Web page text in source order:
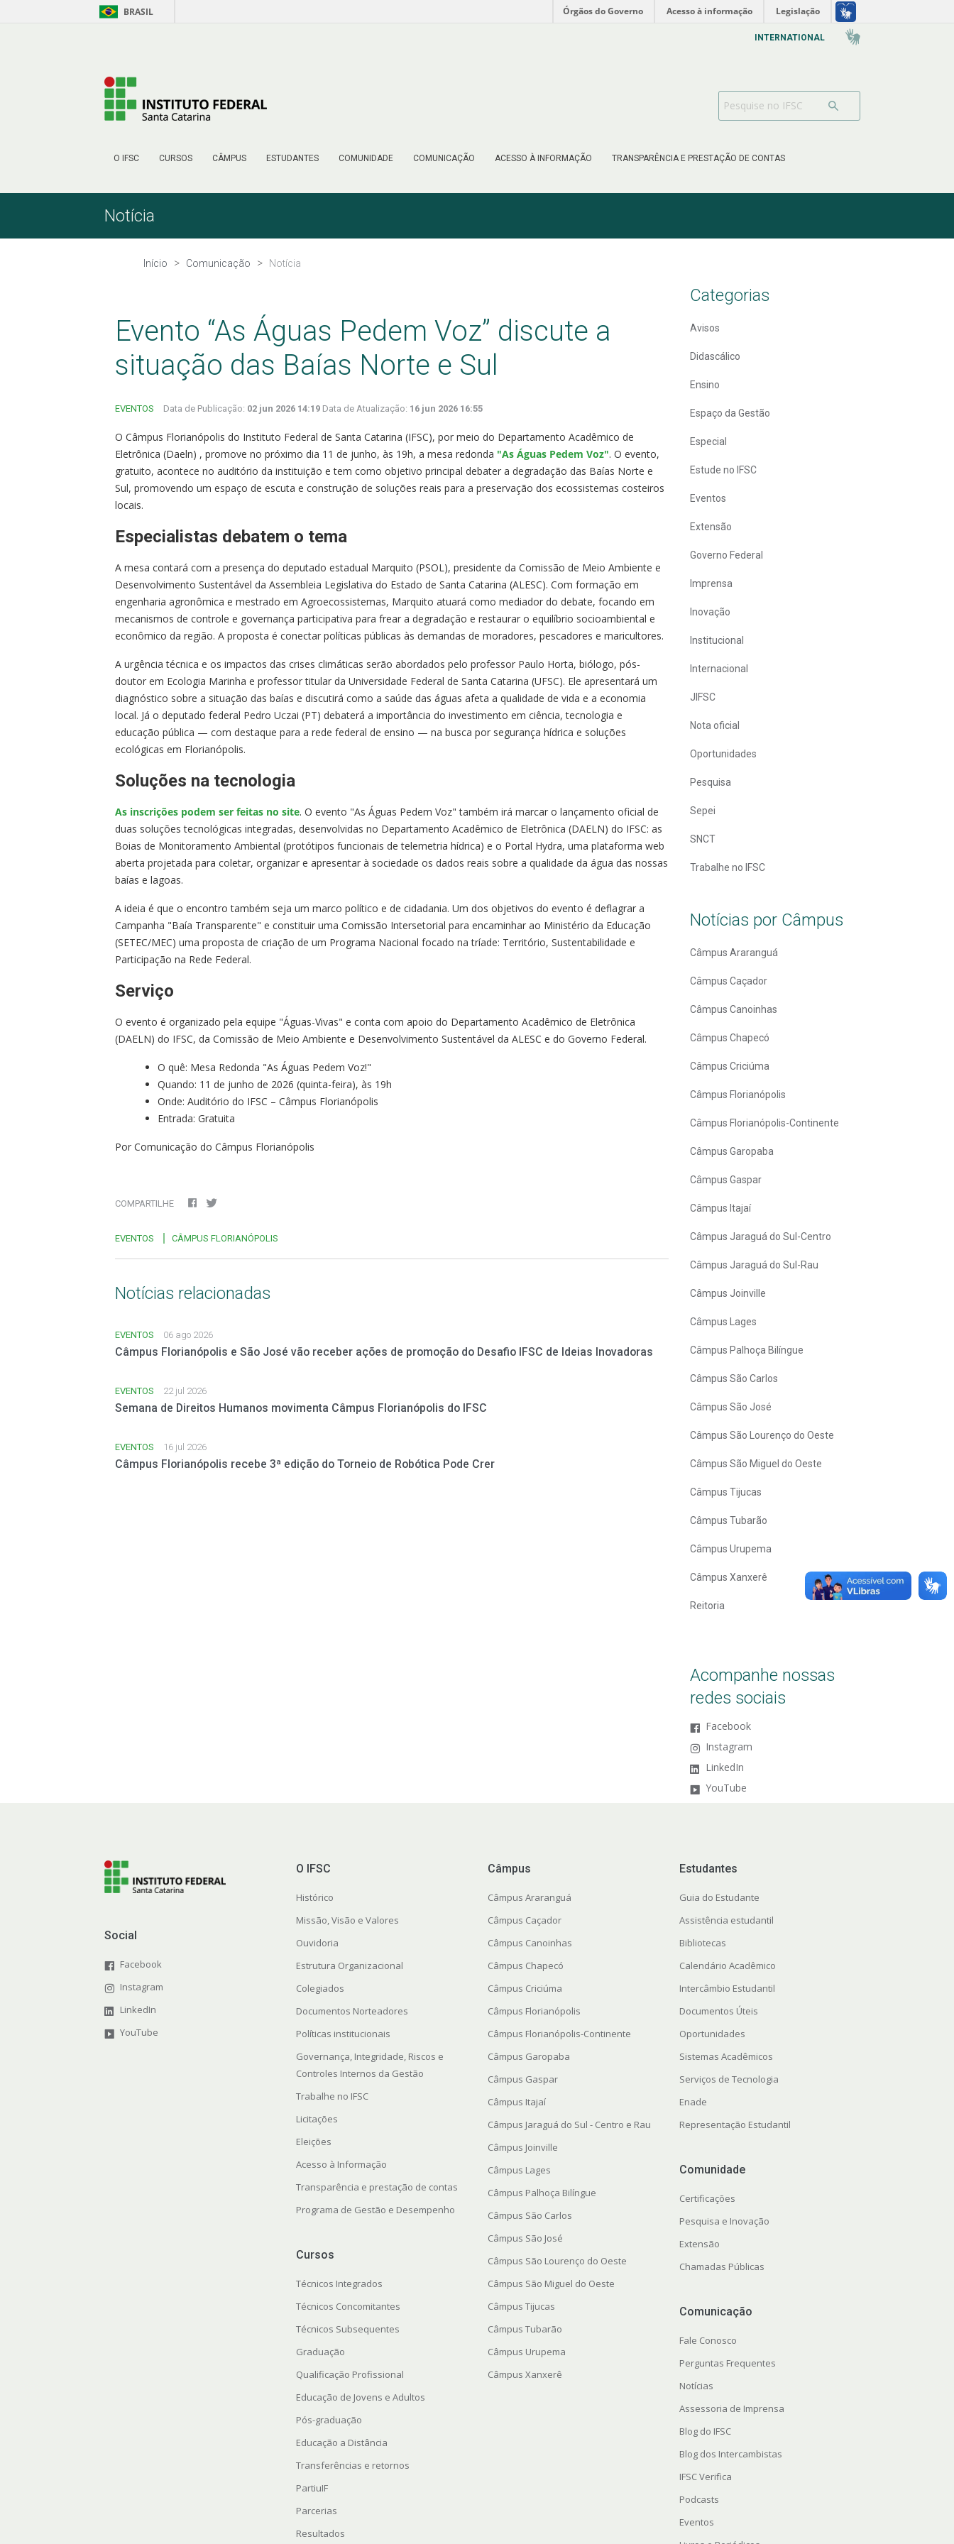
Pular para o Conteúdo BRASIL Órgãos do Governo Acesso à informação Legislação
O IFSC CURSOS CÂMPUS ESTUDANTES COMUNIDADE COMUNICAÇÃO ACESSO À INFORMAÇÃO TRANSPARÊNCIA E PRESTAÇÃO DE CONTAS
INTERNATIONAL
Notícia
Início Comunicação Notícia
Evento “As Águas Pedem Voz” discute a
situação das Baías Norte e Sul
EVENTOS Data de Publicação: 02 jun 2026 14:19 Data de Atualização: 16 jun 2026 16:55
O Câmpus Florianópolis do Instituto Federal de Santa Catarina (IFSC), por meio do Departamento Acadêmico de
Eletrônica (Daeln) , promove no próximo dia 11 de junho, às 19h, a mesa redonda "As Águas Pedem Voz". O evento,
gratuito, acontece no auditório da instituição e tem como objetivo principal debater a degradação das Baías Norte e
Sul, promovendo um espaço de escuta e construção de soluções reais para a preservação dos ecossistemas costeiros
locais.
Especialistas debatem o tema
A mesa contará com a presença do deputado estadual Marquito (PSOL), presidente da Comissão de Meio Ambiente e
Desenvolvimento Sustentável da Assembleia Legislativa do Estado de Santa Catarina (ALESC). Com formação em
engenharia agronômica e mestrado em Agroecossistemas, Marquito atuará como mediador do debate, focando em
mecanismos de controle e governança participativa para frear a degradação e restaurar o equilíbrio socioambiental e
econômico da região. A proposta é conectar políticas públicas às demandas de moradores, pescadores e maricultores.
A urgência técnica e os impactos das crises climáticas serão abordados pelo professor Paulo Horta, biólogo, pós-
doutor em Ecologia Marinha e professor titular da Universidade Federal de Santa Catarina (UFSC). Ele apresentará um
diagnóstico sobre a situação das baías e discutirá como a saúde das águas afeta a qualidade de vida e a economia
local. Já o deputado federal Pedro Uczai (PT) debaterá a importância do investimento em ciência, tecnologia e
educação pública — com destaque para a rede federal de ensino — na busca por segurança hídrica e soluções
ecológicas em Florianópolis.
Soluções na tecnologia
As inscrições podem ser feitas no site. O evento "As Águas Pedem Voz" também irá marcar o lançamento oficial de
duas soluções tecnológicas integradas, desenvolvidas no Departamento Acadêmico de Eletrônica (DAELN) do IFSC: as
Boias de Monitoramento Ambiental (protótipos funcionais de telemetria hídrica) e o Portal Hydra, uma plataforma web
aberta projetada para coletar, organizar e apresentar à sociedade os dados reais sobre a qualidade da água das nossas
baías e lagoas.
A ideia é que o encontro também seja um marco político e de cidadania. Um dos objetivos do evento é deflagrar a
Campanha "Baía Transparente" e constituir uma Comissão Intersetorial para encaminhar ao Ministério da Educação
(SETEC/MEC) uma proposta de criação de um Programa Nacional focado na tríade: Território, Sustentabilidade e
Participação na Rede Federal.
Serviço
O evento é organizado pela equipe "Águas-Vivas" e conta com apoio do Departamento Acadêmico de Eletrônica
(DAELN) do IFSC, da Comissão de Meio Ambiente e Desenvolvimento Sustentável da ALESC e do Governo Federal.
O quê: Mesa Redonda "As Águas Pedem Voz!"
Quando: 11 de junho de 2026 (quinta-feira), às 19h
Onde: Auditório do IFSC – Câmpus Florianópolis
Entrada: Gratuita
Por Comunicação do Câmpus Florianópolis
COMPARTILHE
EVENTOS CÂMPUS FLORIANÓPOLIS
Notícias relacionadas
EVENTOS 06 ago 2026
Câmpus Florianópolis e São José vão receber ações de promoção do Desafio IFSC de Ideias Inovadoras
EVENTOS 22 jul 2026
Semana de Direitos Humanos movimenta Câmpus Florianópolis do IFSC
EVENTOS 16 jul 2026
Câmpus Florianópolis recebe 3ª edição do Torneio de Robótica Pode Crer
Categorias
Avisos
Didascálico
Ensino
Espaço da Gestão
Especial
Estude no IFSC
Eventos
Extensão
Governo Federal
Imprensa
Inovação
Institucional
Internacional
JIFSC
Nota oficial
Oportunidades
Pesquisa
Sepei
SNCT
Trabalhe no IFSC
Notícias por Câmpus
Câmpus Araranguá
Câmpus Caçador
Câmpus Canoinhas
Câmpus Chapecó
Câmpus Criciúma
Câmpus Florianópolis
Câmpus Florianópolis-Continente
Câmpus Garopaba
Câmpus Gaspar
Câmpus Itajaí
Câmpus Jaraguá do Sul-Centro
Câmpus Jaraguá do Sul-Rau
Câmpus Joinville
Câmpus Lages
Câmpus Palhoça Bilíngue
Câmpus São Carlos
Câmpus São José
Câmpus São Lourenço do Oeste
Câmpus São Miguel do Oeste
Câmpus Tijucas
Câmpus Tubarão
Câmpus Urupema
Câmpus Xanxerê
Reitoria
Acompanhe nossas
redes sociais
Facebook
Instagram
LinkedIn
YouTube
Social
Facebook
Instagram
LinkedIn
YouTube
O IFSC
Histórico
Missão, Visão e Valores
Ouvidoria
Estrutura Organizacional
Colegiados
Documentos Norteadores
Políticas institucionais
Governança, Integridade, Riscos e
Controles Internos da Gestão
Trabalhe no IFSC
Licitações
Eleições
Acesso à Informação
Transparência e prestação de contas
Programa de Gestão e Desempenho
Cursos
Técnicos Integrados
Técnicos Concomitantes
Técnicos Subsequentes
Graduação
Qualificação Profissional
Educação de Jovens e Adultos
Pós-graduação
Educação a Distância
Transferências e retornos
PartiuIF
Parcerias
Resultados
Câmpus
Câmpus Araranguá
Câmpus Caçador
Câmpus Canoinhas
Câmpus Chapecó
Câmpus Criciúma
Câmpus Florianópolis
Câmpus Florianópolis-Continente
Câmpus Garopaba
Câmpus Gaspar
Câmpus Itajaí
Câmpus Jaraguá do Sul - Centro e Rau
Câmpus Joinville
Câmpus Lages
Câmpus Palhoça Bilíngue
Câmpus São Carlos
Câmpus São José
Câmpus São Lourenço do Oeste
Câmpus São Miguel do Oeste
Câmpus Tijucas
Câmpus Tubarão
Câmpus Urupema
Câmpus Xanxerê
Estudantes
Guia do Estudante
Assistência estudantil
Bibliotecas
Calendário Acadêmico
Intercâmbio Estudantil
Documentos Úteis
Oportunidades
Sistemas Acadêmicos
Serviços de Tecnologia
Enade
Representação Estudantil
Comunidade
Certificações
Pesquisa e Inovação
Extensão
Chamadas Públicas
Comunicação
Fale Conosco
Perguntas Frequentes
Notícias
Assessoria de Imprensa
Blog do IFSC
Blog dos Intercambistas
IFSC Verifica
Podcasts
Eventos